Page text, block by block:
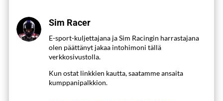
Sim Racer
E-sport-kuljettajana ja Sim Racingin harrastajana
olen päättänyt jakaa intohimoni tällä
verkkosivustolla.
Kun ostat linkkien kautta, saatamme ansaita
kumppanipalkkion.